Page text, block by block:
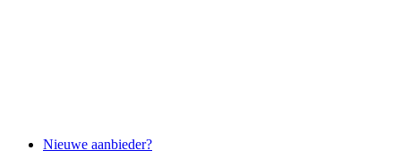
Nieuwe aanbieder?